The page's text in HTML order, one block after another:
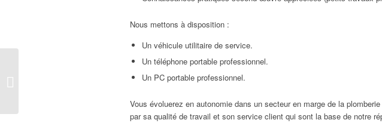
Nous mettons à disposition :
Un véhicule utilitaire de service.
Un téléphone portable professionnel.
Un PC portable professionnel.
Vous évoluerez en autonomie dans un secteur en marge de la
par sa qualité de travail et son service client qui sont la base de notre